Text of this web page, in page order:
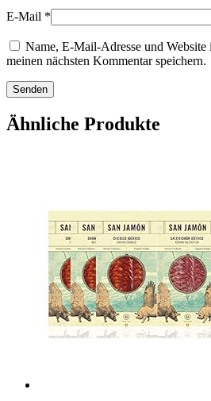
E-Mail *
Name, E-Mail-Adresse und
meinen nächsten Kommentar speichern.
Ähnliche Produkte